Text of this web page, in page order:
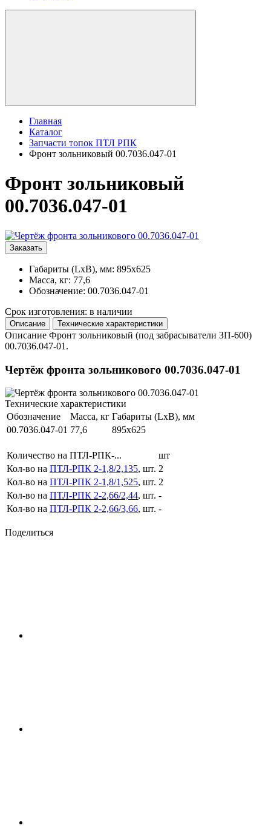
Главная
Каталог
Запчасти топок ПТЛ РПК
Фронт зольниковый 00.7036.047-01
Фронт зольниковый
00.7036.047-01
Заказать
Габариты (LxB), мм: 895x625
Масса, кг: 77,6
Обозначение: 00.7036.047-01
Срок изготовления: в наличии
Описание Технические характеристики
Описание Фронт зольниковый (под забрасыватели ЗП-600)
00.7036.047-01.
Чертёж фронта зольникового 00.7036.047-01
Технические характеристики
Обозначение
Масса, кг Габариты (LxB), мм
00.7036.047-01 77,6 895x625
Количество на ПТЛ-РПК-...
шт
Кол-во на ПТЛ-РПК 2-1,8/2,135, шт. 2
Кол-во на ПТЛ-РПК 2-1,8/1,525, шт. 2
Кол-во на ПТЛ-РПК 2-2,66/2,44, шт. -
Кол-во на ПТЛ-РПК 2-2,66/3,66, шт. -
Поделиться